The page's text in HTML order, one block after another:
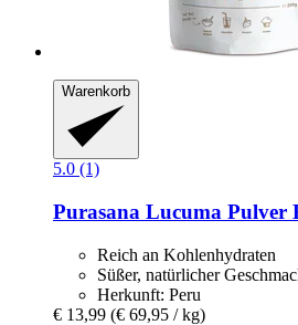
Warenkorb
5.0 (1)
Purasana Lucuma Pulver
Reich an Kohlenhydraten
Süßer, natürlicher
Herkunft: Peru
€ 13,99 (€ 69,95 / kg)